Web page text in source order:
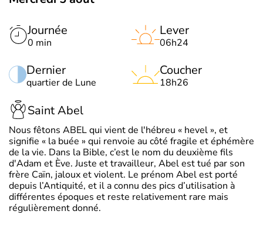
Journée
0 min
Dernier
quartier de Lune
Lever
06h24
Coucher
18h26
Saint Abel
Nous fêtons ABEL qui vient de l'hébreu « hevel », et
signifie « la buée » qui renvoie au côté fragile et éphémère
de la vie. Dans la Bible, c’est le nom du deuxième fils
d'Adam et Ève. Juste et travailleur, Abel est tué par son
frère Caïn, jaloux et violent. Le prénom Abel est porté
depuis l’Antiquité, et il a connu des pics d’utilisation à
différentes époques et reste relativement rare mais
régulièrement donné.